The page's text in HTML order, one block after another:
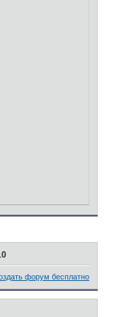
форум бесплатно